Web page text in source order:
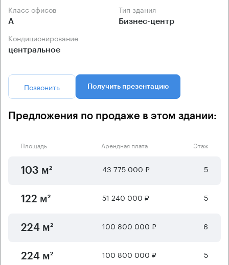
Класс офисов
А
Тип здания
Бизнес-центр
Кондиционирование
центральное
Позвонить Получить презентацию
Предложения по продаже в этом здании:
Площадь Арендная плата Этаж
103 м² 43 775 000 ₽ 5
122 м² 51 240 000 ₽ 5
224 м² 100 800 000 ₽ 6
224 м² 100 800 000 ₽ 5